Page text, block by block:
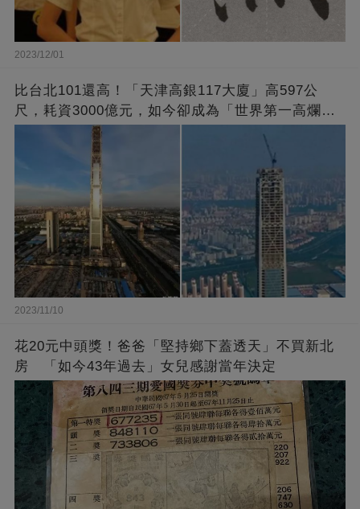
2023/12/01
比台北101還高！「天津高銀117大廈」高597公
尺，耗資3000億元，如今卻成為「世界第一高爛尾
2023/11/10
花20元中頭獎！爸爸「堅持鄉下蓋透天」不買新北
房 「如今43年過去」女兒感謝當年決定